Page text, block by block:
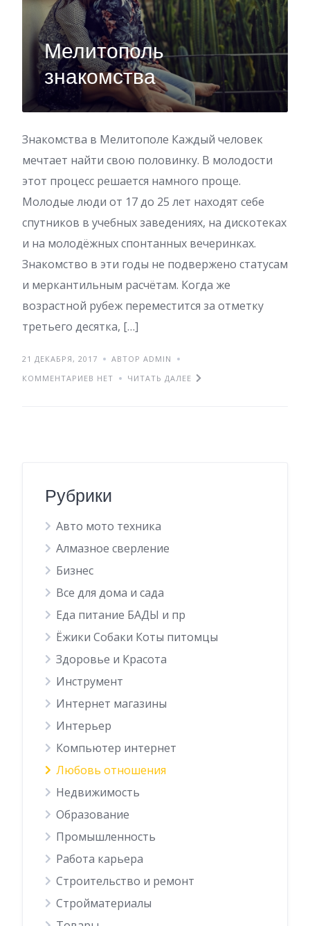
Мелитополь
знакомства
Знакомства в Мелитополе Каждый человек
мечтает найти свою половинку. В молодости
этот процесс решается намного проще.
Молодые люди от 17 до 25 лет находят себе
спутников в учебных заведениях, на дискотеках
и на молодёжных спонтанных вечеринках.
Знакомство в эти годы не подвержено статусам
и меркантильным расчётам. Когда же
возрастной рубеж переместится за отметку
третьего десятка, […]
21 ДЕКАБРЯ, 2017
АВТОР ADMIN
КОММЕНТАРИЕВ НЕТ
ЧИТАТЬ ДАЛЕЕ
Рубрики
Авто мото техника
Алмазное сверление
Бизнес
Все для дома и сада
Еда питание БАДЫ и пр
Ёжики Собаки Коты питомцы
Здоровье и Красота
Инструмент
Интернет магазины
Интерьер
Компьютер интернет
Любовь отношения
Недвижимость
Образование
Промышленность
Работа карьера
Строительство и ремонт
Стройматериалы